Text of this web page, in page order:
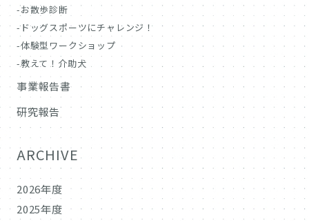
お散歩診断
ドッグスポーツにチャレンジ！
体験型ワークショップ
教えて！介助犬
事業報告書
研究報告
ARCHIVE
2026年度
2025年度